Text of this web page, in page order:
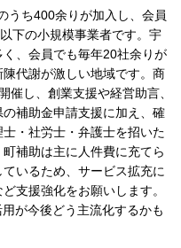
うち400余りが加入し、会員
下の小規模事業者です。宇
、会員でも毎年20社余りが
代謝が激しい地域です。商
催し、創業支援や経営助言、
補助金申請支援に加え、確
・社労士・弁護士を招いた
補助は主に人件費に充てら
いるため、サービス拡充に
支援強化をお願いします。
が今後どう主流化するかも